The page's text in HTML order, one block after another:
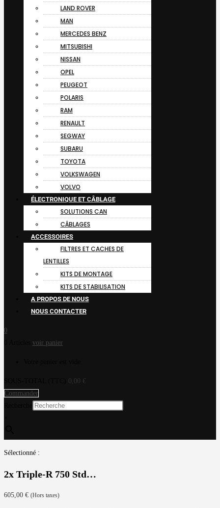
LAND ROVER
MAN
MERCEDES BENZ
MITSUBISHI
NISSAN
OPEL
PEUGEOT
POLARIS
RAM
RENAULT
SEGWAY
SUBARU
TOYOTA
VOLKSWAGEN
VOLVO
ÉLECTRONIQUE ET CÂBLAGE
SOLUTIONS CAN
CÂBLAGES
ACCESSOIRES
FILTRES ET CACHES DE
LENTILLES
KITS DE MONTAGE
KITS DE STABILISATION
A PROPOS DE NOUS
NOUS CONTACTER
0
voir panier
0,00 €
Commander
Sélectionné :
2x Triple-R 750 Std…
605,00 € (Hors taxes)